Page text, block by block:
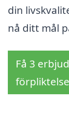
din
nå ditt mål
Få 3